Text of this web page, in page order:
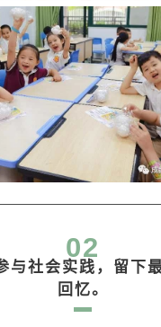
02
与社会实践，留下
回忆。